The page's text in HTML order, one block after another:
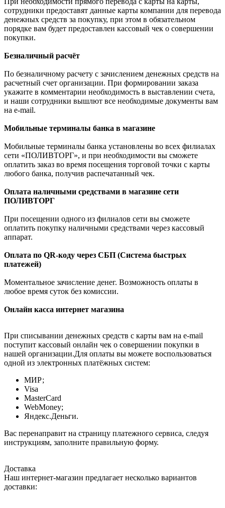
сотрудники предоставят данные карты компании для перевода
денежных средств за покупку, при этом в обязательном
порядке вам будет предоставлен кассовый чек о совершении
покупки.
Безналичный расчёт
По безналичному расчету с зачислением денежных средств на
расчетный счет организации. При формировании заказа
укажите в комментарии необходимость в выставлении счета,
и наши сотрудники вышлют все необходимые документы вам
на e-mail.
Мобильные терминалы банка в магазине
Мобильные терминалы банка установлены во всех филиалах
сети «ПОЛИВТОРГ», и при необходимости вы сможете
оплатить заказ во время посещения торговой точки с карты
любого банка, получив распечатанный чек.
Оплата наличными средствами в магазине сети
ПОЛИВТОРГ
При посещении одного из филиалов сети вы сможете
оплатить покупку наличными средствами через кассовый
аппарат.
Оплата по QR-коду через СБП (Система быстрых
платежей)
Моментальное зачисление денег. Возможность оплаты в
любое время суток без комиссии.
Онлайн касса интернет магазина
При списывании денежных средств с карты вам на e-mail
поступит кассовый онлайн чек о совершении покупки в
нашей организации.Для оплаты вы можете воспользоваться
одной из электронных платёжных систем:
МИР;
Visa
MasterCard
WebMoney;
Яндекс.Деньги.
Вас перенаправит на страницу платежного сервиса, следуя
инструкциям, заполните правильную форму.
Доставка
Наш интернет-магазин предлагает несколько вариантов
доставки: